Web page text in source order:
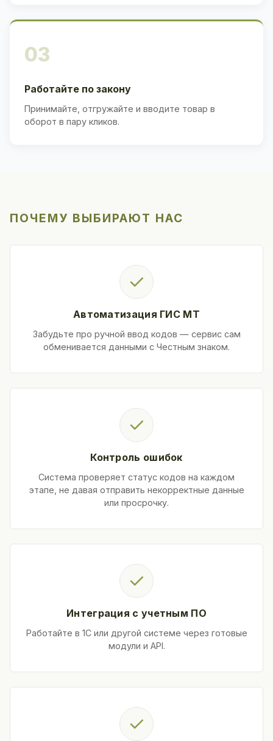
03
Работайте по закону
Принимайте, отгружайте и вводите товар в
оборот в пару кликов.
ПОЧЕМУ ВЫБИРАЮТ НАС
✓
Автоматизация ГИС МТ
Забудьте про ручной ввод кодов — сервис сам
обменивается данными с Честным знаком.
✓
Контроль ошибок
Система проверяет статус кодов на каждом
этапе, не давая отправить некорректные данные
или просрочку.
✓
Интеграция с учетным ПО
Работайте в 1С или другой системе через готовые
модули и API.
✓